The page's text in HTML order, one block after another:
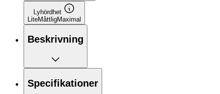
Lyhördhet
LiteMåttligMaximal
Beskrivning
Specifikationer